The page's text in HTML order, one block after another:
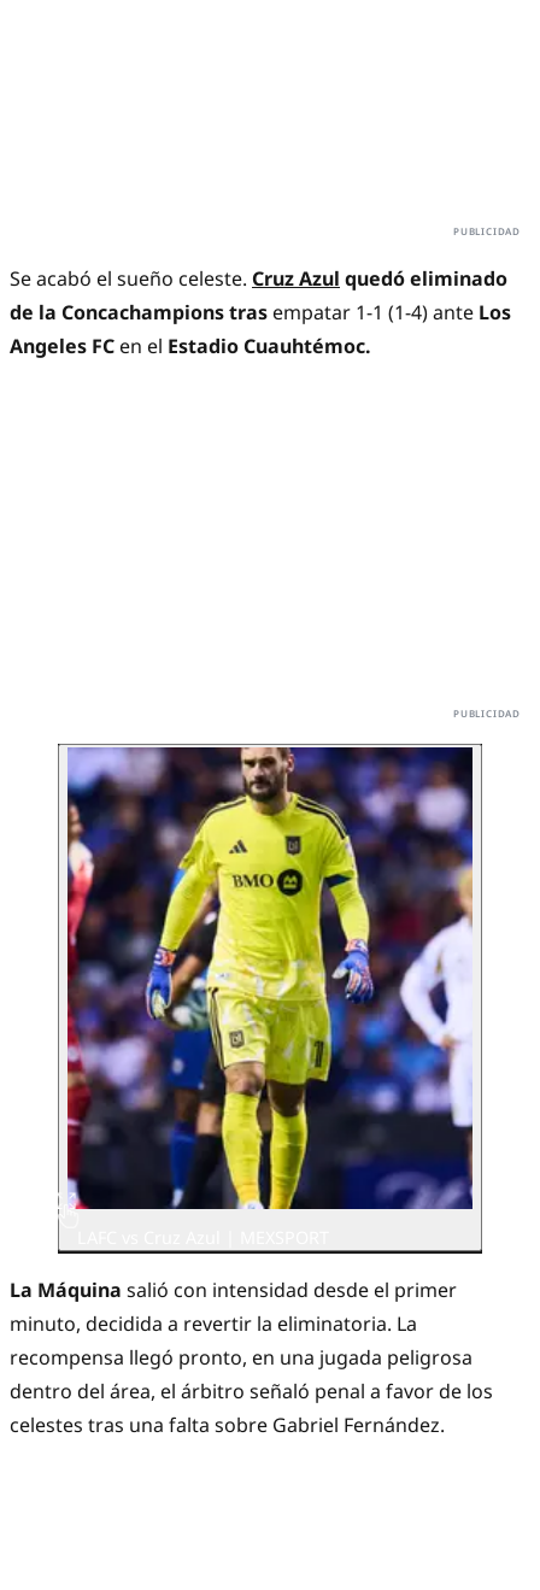
Se acabó el sueño celeste. Cruz Azul quedó eliminado
de la Concachampions tras empatar 1-1 (1-4) ante Los
Angeles FC en el Estadio Cuauhtémoc.
La Máquina salió con intensidad desde el primer
minuto, decidida a revertir la eliminatoria. La
recompensa llegó pronto, en una jugada peligrosa
dentro del área, el árbitro señaló penal a favor de los
celestes tras una falta sobre Gabriel Fernández.